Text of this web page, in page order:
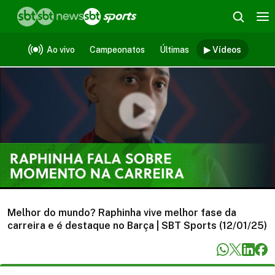
Ao vivo Campeonatos Últimas ▶ Vídeos
Vídeos
Melhor do mundo? Raphinha vive melhor fase da
carreira e é destaque no Barça | SBT Sports (12/01/25)